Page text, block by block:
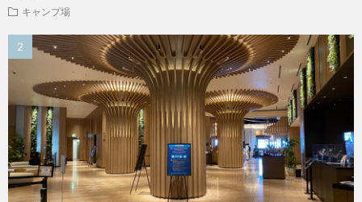
キャンプ場